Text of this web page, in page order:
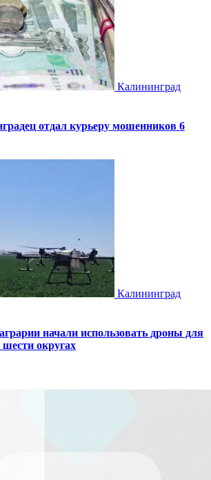
Калининград
отдал курьеру мошенников 6
Калининград
начали использовать дроны для
округах